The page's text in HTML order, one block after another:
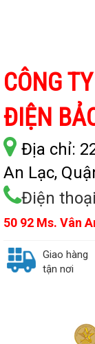
CÔNG
ĐIỆN
Địa chỉ:
An Lạc,
Điện
50 92 Ms. Vân
Giao hàng
tận nơi